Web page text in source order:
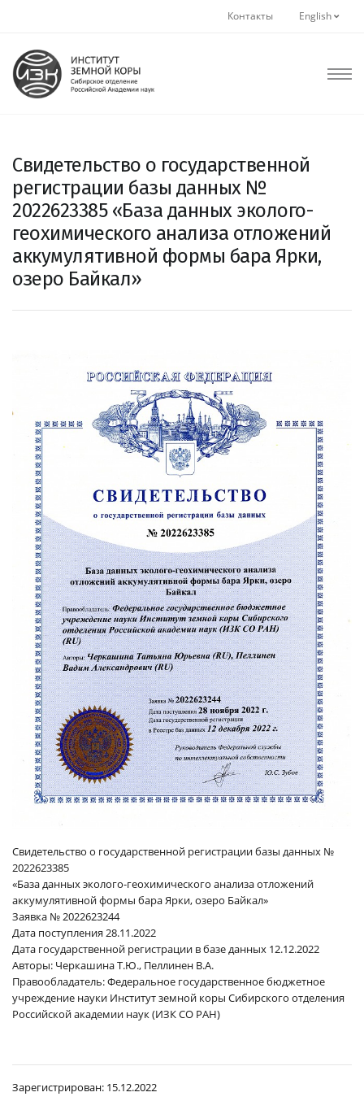
Контакты English
Свидетельство о государственной
регистрации базы данных №
2022623385 «База данных эколого-
геохимического анализа отложений
аккумулятивной формы бара Ярки,
озеро Байкал»
Свидетельство о государственной регистрации базы данных №
2022623385
«База данных эколого-геохимического анализа отложений
аккумулятивной формы бара Ярки, озеро Байкал»
Заявка № 2022623244
Дата поступления 28.11.2022
Дата государственной регистрации в базе данных 12.12.2022
Авторы: Черкашина Т.Ю., Пеллинен В.А.
Правообладатель: Федеральное государственное бюджетное
учреждение науки Институт земной коры Сибирского отделения
Российской академии наук (ИЗК СО РАН)
Зарегистрирован: 15.12.2022